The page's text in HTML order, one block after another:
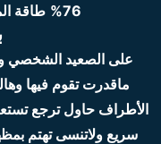
76%
طاقة
على الصعيد الشخصي
ماقدرت تقوم فيها
الأطراف حاول ترجع
سريع ولاتنسى تهتم